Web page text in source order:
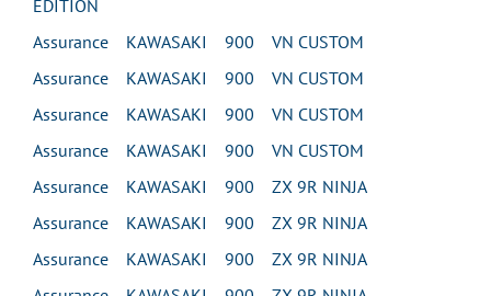
EDITION
Assurance KAWASAKI 900 VN CUSTOM
Assurance KAWASAKI 900 VN CUSTOM
Assurance KAWASAKI 900 VN CUSTOM
Assurance KAWASAKI 900 VN CUSTOM
Assurance KAWASAKI 900 ZX 9R NINJA
Assurance KAWASAKI 900 ZX 9R NINJA
Assurance KAWASAKI 900 ZX 9R NINJA